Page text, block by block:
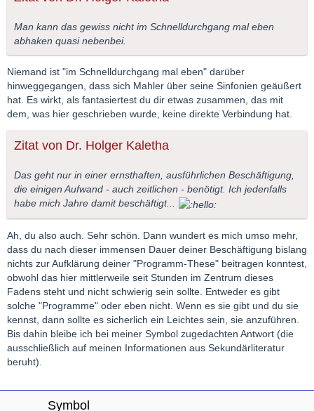
Man kann das gewiss nicht im Schnelldurchgang mal eben
abhaken quasi nebenbei.
Niemand ist "im Schnelldurchgang mal eben" darüber
hinweggegangen, dass sich Mahler über seine Sinfonien geäußert
hat. Es wirkt, als fantasiertest du dir etwas zusammen, das mit
dem, was hier geschrieben wurde, keine direkte Verbindung hat.
Zitat von Dr. Holger Kaletha
Das geht nur in einer ernsthaften, ausführlichen Beschäftigung,
die einigen Aufwand - auch zeitlichen - benötigt. Ich jedenfalls
habe mich Jahre damit beschäftigt...
Ah, du also auch. Sehr schön. Dann wundert es mich umso mehr,
dass du nach dieser immensen Dauer deiner Beschäftigung bislang
nichts zur Aufklärung deiner "Programm-These" beitragen konntest,
obwohl das hier mittlerweile seit Stunden im Zentrum dieses
Fadens steht und nicht schwierig sein sollte. Entweder es gibt
solche "Programme" oder eben nicht. Wenn es sie gibt und du sie
kennst, dann sollte es sicherlich ein Leichtes sein, sie anzuführen.
Bis dahin bleibe ich bei meiner Symbol zugedachten Antwort (die
ausschließlich auf meinen Informationen aus Sekundärliteratur
beruht).
Symbol